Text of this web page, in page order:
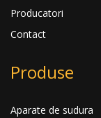
Producatori
Contact
Produse
Aparate de sudura